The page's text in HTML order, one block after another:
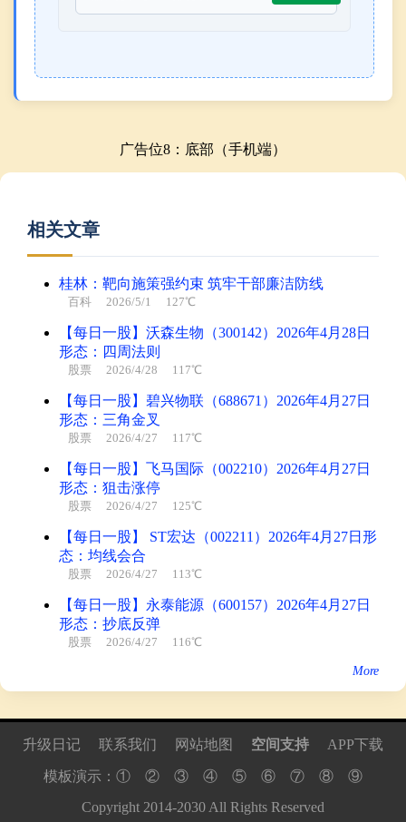
广告位8：底部（手机端）
相关文章
桂林：靶向施策强约束 筑牢干部廉洁防线
百科 2026/5/1 127℃
【每日一股】沃森生物（300142）2026年4月28日
形态：四周法则
股票 2026/4/28 117℃
【每日一股】碧兴物联（688671）2026年4月27日
形态：三角金叉
股票 2026/4/27 117℃
【每日一股】飞马国际（002210）2026年4月27日
形态：狙击涨停
股票 2026/4/27 125℃
【每日一股】 ST宏达（002211）2026年4月27日形
态：均线会合
股票 2026/4/27 113℃
【每日一股】永泰能源（600157）2026年4月27日
形态：抄底反弹
股票 2026/4/27 116℃
More
升级日记 联系我们 网站地图 空间支持 APP下载
模板演示： ① ② ③ ④ ⑤ ⑥ ⑦ ⑧
⑨
Copyright 2014-2030All Rights Reserved